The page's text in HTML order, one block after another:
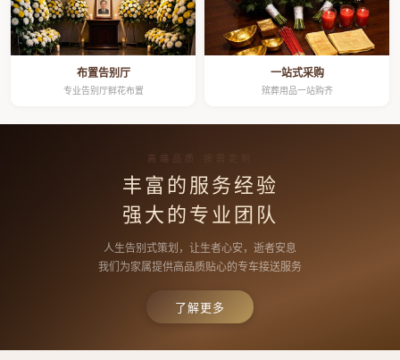
布置告别厅
专业告别厅鲜花布置
一站式采购
殡葬用品一站购齐
高端品质 按需定制
丰富的服务经验
强大的专业团队
人生告别式策划，让生者心安，逝者安息
我们为家属提供高品质贴心的专车接送服务
了解更多